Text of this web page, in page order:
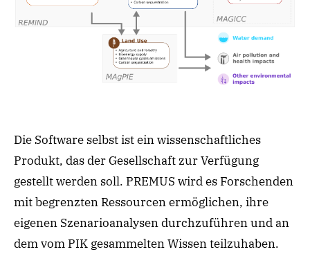
Die Software selbst ist ein wissenschaftliches
Produkt, das der Gesellschaft zur Verfügung
gestellt werden soll. PREMUS wird es Forschenden
mit begrenzten Ressourcen ermöglichen, ihre
eigenen Szenarioanalysen durchzuführen und an
dem vom PIK gesammelten Wissen teilzuhaben.